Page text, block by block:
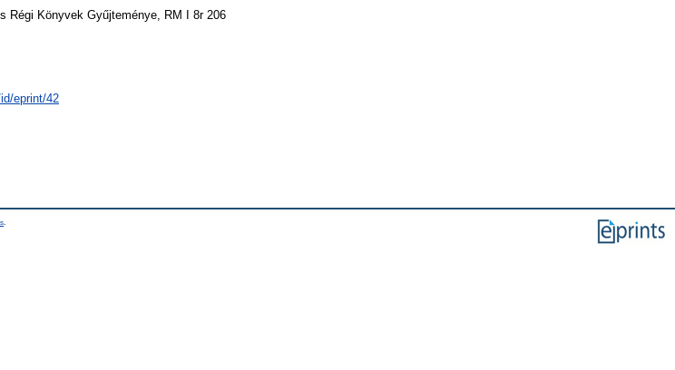
Régi Könyvek Gyűjteménye, RM I 8r 206
eprint/42